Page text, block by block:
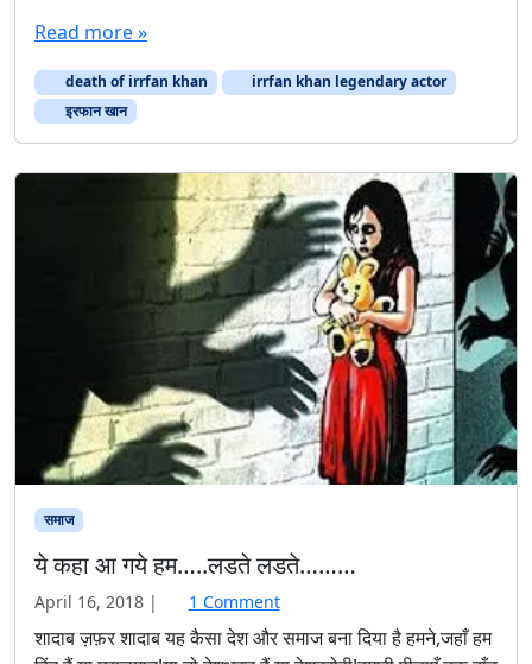
Read more »
death of irrfan khan
irrfan khan legendary actor
इरफान खान
समाज
ये कहा आ गये हम…..लडते लडते………
April 16, 2018 | 1 Commento
ये
शादाब ज़फ़र शादाब यह कैसा देश और समाज बना दिया है हमने,जहाँ हम